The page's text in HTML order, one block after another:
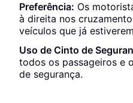
Preferência: Os
à direita nos
veículos que já
Uso de Cinto de
todos os passageiros e
de segurança.